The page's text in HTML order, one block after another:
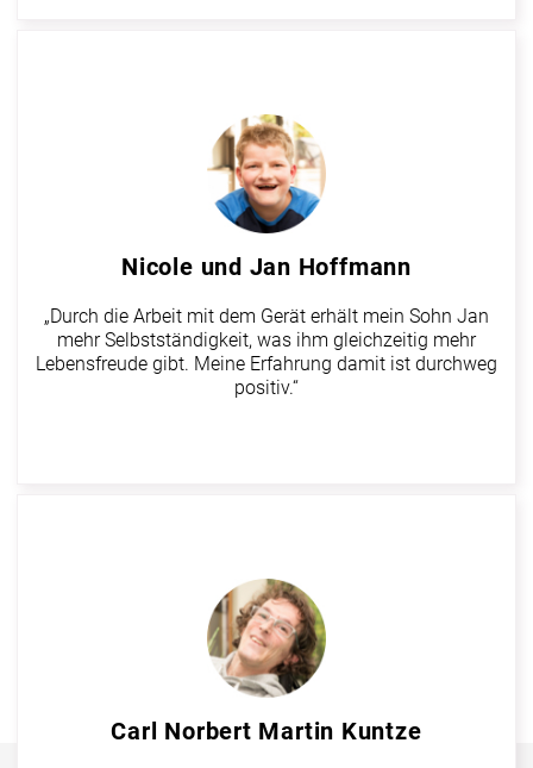
Nicole und Jan Hoffmann
„Durch die Arbeit mit dem Gerät erhält mein Sohn Jan
mehr Selbstständigkeit, was ihm gleichzeitig mehr
Lebensfreude gibt. Meine Erfahrung damit ist durchweg
positiv.“
Carl Norbert Martin Kuntze